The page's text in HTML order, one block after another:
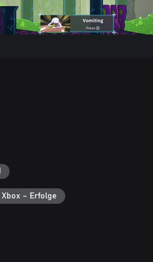
Xbox – Erfolge